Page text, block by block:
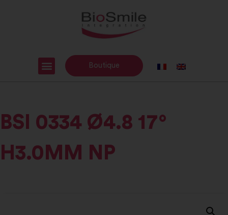
Boutique
BSI 0334 Ø4.8 17°
H3.0MM NP